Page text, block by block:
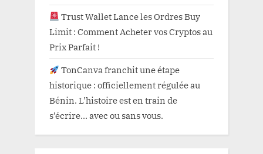
Trust Wallet Lance les Ordres Buy
Limit : Comment Acheter vos Cryptos au
Prix Parfait !
TonCanva franchit une étape
historique : officiellement régulée au
Bénin. L’histoire est en train de
s’écrire… avec ou sans vous.